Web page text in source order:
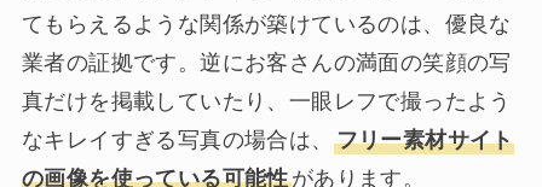
てもらえるような関係が築けているのは、優良な
業者の証拠です。逆にお客さんの満面の笑顔の写
真だけを掲載していたり、一眼レフで撮ったよう
なキレイすぎる写真の場合は、 フリー素材サイト
の画像を使っている可能性があります。